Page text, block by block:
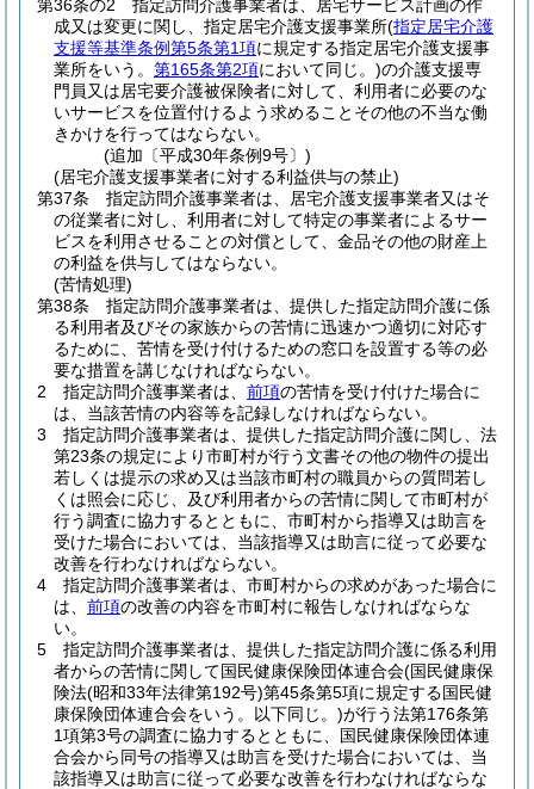
第36条の2
指定訪問介護事業者は、居宅サービス計画の作
成又は変更に関し、指定居宅介護支援事業所(指定居宅介護
支援等基準条例第5条第1項に規定する指定居宅介護支援事
業所をいう。 第165条第2項において同じ。)の介護支援専
門員又は居宅要介護被保険者に対して、利用者に必要のな
いサービスを位置付けるよう求めることその他の不当な働
きかけを行ってはならない。
(追加〔平成30年条例9号〕)
(居宅介護支援事業者に対する利益供与の禁止)
第37条
指定訪問介護事業者は、居宅介護支援事業者又はそ
の従業者に対し、利用者に対して特定の事業者によるサー
ビスを利用させることの対償として、金品その他の財産上
の利益を供与してはならない。
(苦情処理)
第38条
指定訪問介護事業者は、提供した指定訪問介護に係
る利用者及びその家族からの苦情に迅速かつ適切に対応す
るために、苦情を受け付けるための窓口を設置する等の必
要な措置を講じなければならない。
2
指定訪問介護事業者は、 前項の苦情を受け付けた場合に
は、当該苦情の内容等を記録しなければならない。
3
指定訪問介護事業者は、提供した指定訪問介護に関し、法
第23条の規定により市町村が行う文書その他の物件の提出
若しくは提示の求め又は当該市町村の職員からの質問若し
くは照会に応じ、及び利用者からの苦情に関して市町村が
行う調査に協力するとともに、市町村から指導又は助言を
受けた場合においては、当該指導又は助言に従って必要な
改善を行わなければならない。
4
指定訪問介護事業者は、市町村からの求めがあった場合に
は、 前項の改善の内容を市町村に報告しなければならな
い。
5
指定訪問介護事業者は、提供した指定訪問介護に係る利用
者からの苦情に関して国民健康保険団体連合会(国民健康保
険法(昭和33年法律第192号)第45条第5項に規定する国民健
康保険団体連合会をいう。以下同じ。)が行う法第176条第
1項第3号の調査に協力するとともに、国民健康保険団体連
合会から同号の指導又は助言を受けた場合においては、当
該指導又は助言に従って必要な改善を行わなければならな